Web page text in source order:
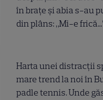
în brațe și abia s-au
din plâns: „Mi-e
Harta unei distracții
mare trend la noi în
padle tennis. Unde